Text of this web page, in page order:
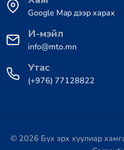
Google Map дээр харах
И-мэйл
info@mto.mn
Утас
(+976) 77128822
© 2026 Бүх эрх хуулиар